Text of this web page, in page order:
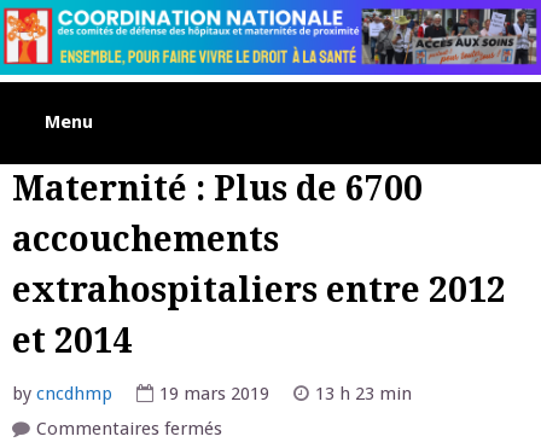
Skip
to
content
Menu
Maternité : Plus de 6700
accouchements
extrahospitaliers entre 2012
et 2014
by cncdhmp 19 mars 2019
13 h 23 min
Commentaires ferméssur